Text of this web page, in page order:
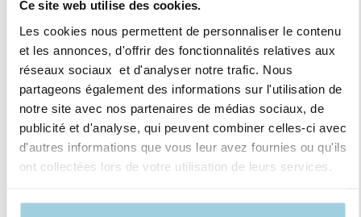
Ce site web utilise des cookies.
Les cookies nous permettent de personnaliser le contenu
et les annonces, d'offrir des fonctionnalités relatives aux
réseaux sociaux et d'analyser notre trafic. Nous
partageons également des informations sur l'utilisation de
notre site avec nos partenaires de médias sociaux, de
publicité et d'analyse, qui peuvent combiner celles-ci avec
d'autres informations que vous leur avez fournies ou qu'ils
ont collectées lors de votre utilisation de leurs services.
J’accepte qu’Atos Medical traite mes données
personnelles dans le but de recevoir du
contenu marketing, des offres, invitations aux
produits et services offerts par Atos Medical.